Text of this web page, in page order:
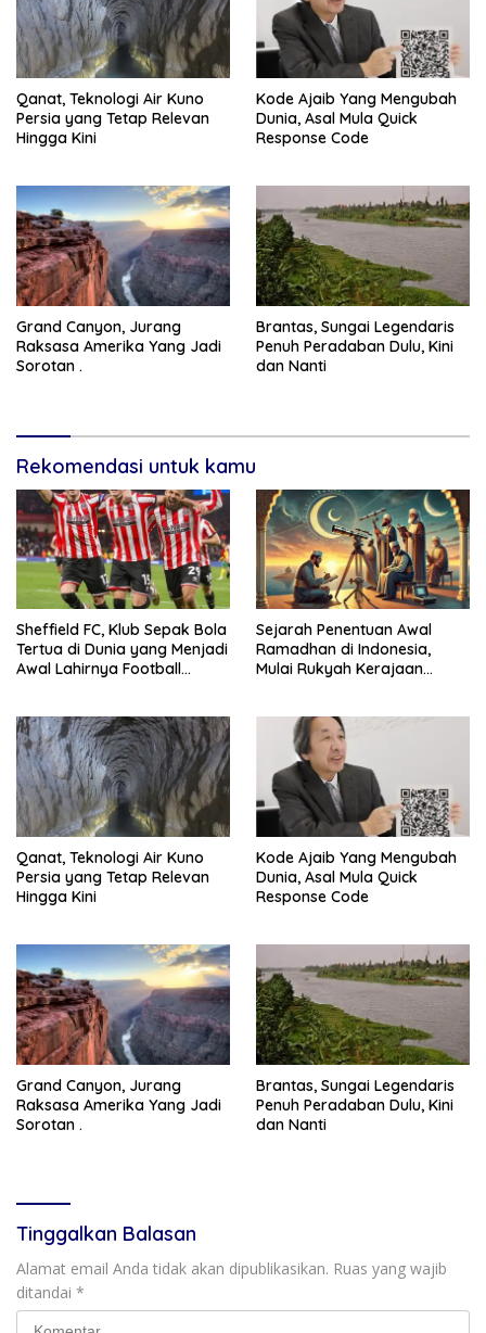
Qanat, Teknologi Air Kuno
Persia yang Tetap Relevan
Hingga Kini
Kode Ajaib Yang Mengubah
Dunia, Asal Mula Quick
Response Code
Grand Canyon, Jurang
Raksasa Amerika Yang Jadi
Sorotan .
Brantas, Sungai Legendaris
Penuh Peradaban Dulu, Kini
dan Nanti
Rekomendasi untuk kamu
Sheffield FC, Klub Sepak Bola
Tertua di Dunia yang Menjadi
Awal Lahirnya Football
Sejarah Penentuan Awal
Ramadhan di Indonesia,
Mulai Rukyah Kerajaan
Qanat, Teknologi Air Kuno
Persia yang Tetap Relevan
Hingga Kini
Kode Ajaib Yang Mengubah
Dunia, Asal Mula Quick
Response Code
Grand Canyon, Jurang
Raksasa Amerika Yang Jadi
Sorotan .
Brantas, Sungai Legendaris
Penuh Peradaban Dulu, Kini
dan Nanti
Tinggalkan Balasan
Alamat email Anda tidak akan dipublikasikan. Ruas yang wajib
ditandai *